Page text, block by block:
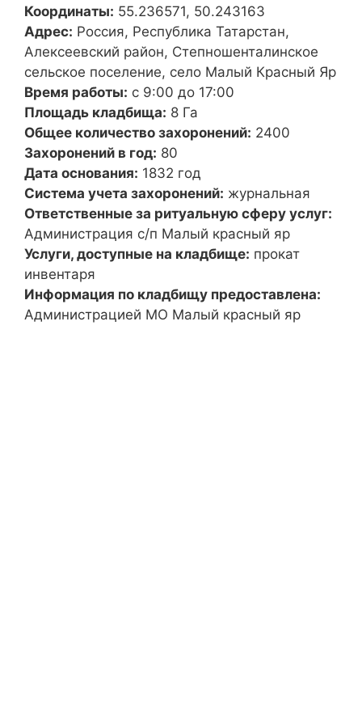
Координаты: 55.236571, 50.243163
Адрес: Россия, Республика Татарстан,
Алексеевский район, Степношенталинское
сельское поселение, село Малый Красный Яр
Время работы: с 9:00 до 17:00
Площадь кладбища: 8 Га
Общее количество захоронений: 2400
Захоронений в год: 80
Дата основания: 1832 год
Система учета захоронений: журнальная
Ответственные за ритуальную сферу услуг:
Администрация с/п Малый красный яр
Услуги, доступные на кладбище: прокат
инвентаря
Информация по кладбищу предоставлена:
Администрацией МО Малый красный яр